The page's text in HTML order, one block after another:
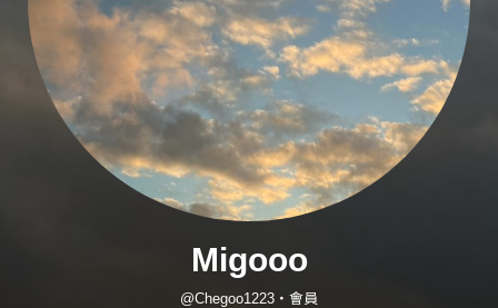
Migooo
@Chegoo1223・會員